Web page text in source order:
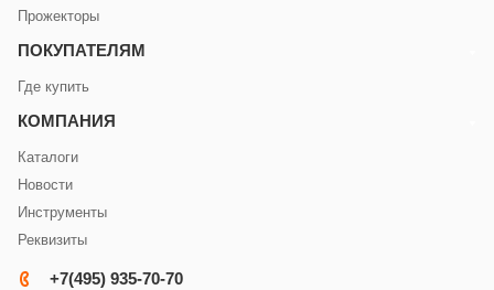
Прожекторы
ПОКУПАТЕЛЯМ
Где купить
КОМПАНИЯ
Каталоги
Новости
Инструменты
Реквизиты
+7(495) 935-70-70